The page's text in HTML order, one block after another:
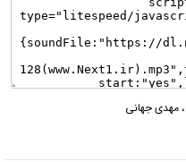
، مهدی جهانی